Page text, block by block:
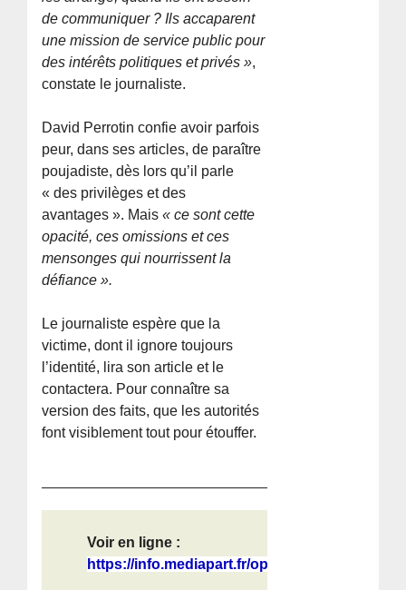
de communiquer ? Ils accaparent
une mission de service public pour
des intérêts politiques et privés »,
constate le journaliste.
David Perrotin confie avoir parfois
peur, dans ses articles, de paraître
poujadiste, dès lors qu’il parle
« des privilèges et des
avantages ». Mais« ce sont cette
opacité, ces omissions et ces
mensonges qui nourrissent la
défiance ».
Le journaliste espère que la
victime, dont il ignore toujours
l’identité, lira son article et le
contactera. Pour connaître sa
version des faits, que les autorités
font visiblement tout pour étouffer.
Voir en ligne :
https://info.mediapart.fr/optiext/o...